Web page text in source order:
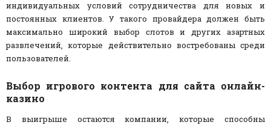
индивидуальных условий сотрудничества для новых и
постоянных клиентов. У такого провайдера должен быть
максимально широкий выбор слотов и других азартных
развлечений, которые действительно востребованы среди
пользователей.
Выбор игрового контента для сайта онлайн-
казино
В выигрыше остаются компании, которые способны